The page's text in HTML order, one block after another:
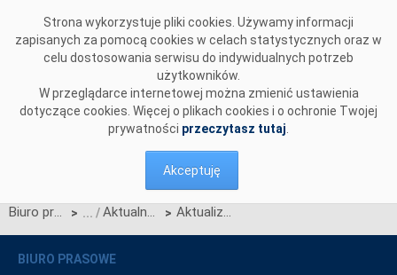
Strona wykorzystuje pliki cookies. Używamy informacji
zapisanych za pomocą cookies w celach statystycznych oraz w
celu dostosowania serwisu do indywidualnych potrzeb
użytkowników.
W przeglądarce internetowej można zmienić ustawienia
dotyczące cookies. Więcej o plikach cookies i o ochronie Twojej
prywatności przeczytasz tutaj
Akceptuję
Biuro prasowe > Aktualności > Aktualizacja Technicznych Standardów Przyłączenia Systemów (TSPS)
BIURO PRASOWE